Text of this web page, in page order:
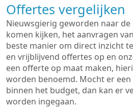
Offertes vergelijken
Nieuwsgierig geworden naar
komen kijken, het aanvragen
beste manier om direct inzicht
en vrijblijvend offertes op en
een offerte op maat maken,
worden benoemd. Mocht er
binnen het budget, dan kan er
worden ingegaan.